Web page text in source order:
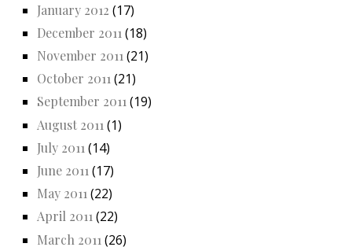
January 2012 (17)
December 2011 (18)
November 2011 (21)
October 2011(21)
September 2011(19)
August 2011 (1)
July 2011 (14)
June 2011 (17)
May 2011 (22)
April 2011(22)
March 2011 (26)